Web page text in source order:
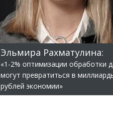
Эльмира Рахматулина:
«1-2% оптимизации обработки
могут превратиться в
рублей экономии»